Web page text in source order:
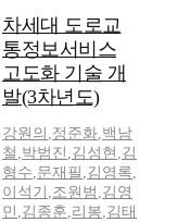
차세대 도로교
통정보서비스
고도화 기술 개
발(3차년도)
강원의 ,정준화,백남
철 ,박범진 ,김성현 ,김
형수,문재필 ,김영록,
이석기 ,조원범 ,김영
민 ,김종훈,리봉,김태